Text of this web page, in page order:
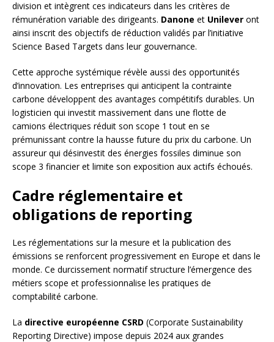
division et intègrent ces indicateurs dans les critères de
rémunération variable des dirigeants. Danone et Unilever ont
ainsi inscrit des objectifs de réduction validés par l’initiative
Science Based Targets dans leur gouvernance.
Cette approche systémique révèle aussi des opportunités
d’innovation. Les entreprises qui anticipent la contrainte
carbone développent des avantages compétitifs durables. Un
logisticien qui investit massivement dans une flotte de
camions électriques réduit son scope 1 tout en se
prémunissant contre la hausse future du prix du carbone. Un
assureur qui désinvestit des énergies fossiles diminue son
scope 3 financier et limite son exposition aux actifs échoués.
Cadre réglementaire et
obligations de reporting
Les réglementations sur la mesure et la publication des
émissions se renforcent progressivement en Europe et dans le
monde. Ce durcissement normatif structure l’émergence des
métiers scope et professionnalise les pratiques de
comptabilité carbone.
La directive européenne CSRD (Corporate Sustainability
Reporting Directive) impose depuis 2024 aux grandes